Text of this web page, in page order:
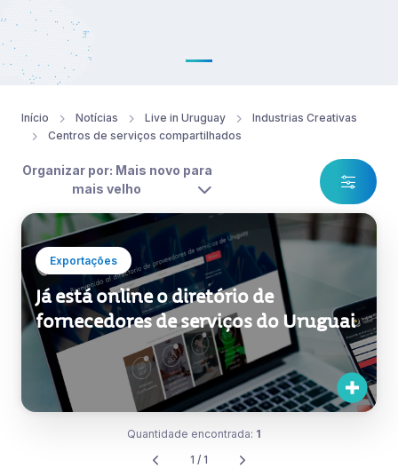
Início Notícias Live in Uruguay
Industrias Creativas
Centros de serviços compartilhados
Organizar por: Mais novo para
mais velho
Exportações
Já está online o diretório de
fornecedores de serviços do Uruguai
Quantidade encontrada: 1
1 / 1